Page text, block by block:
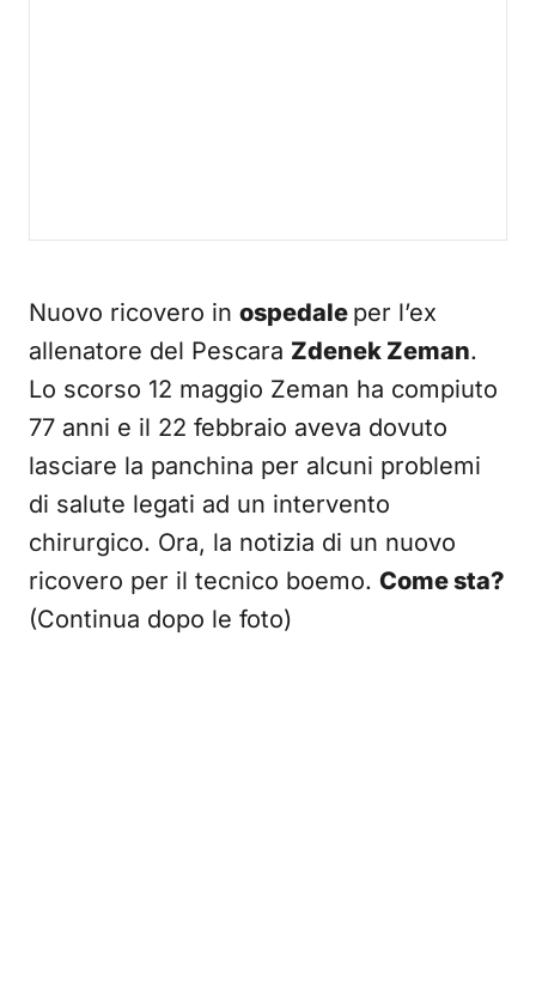
Nuovo ricovero in ospedale per l’ex
allenatore del Pescara Zdenek Zeman.
Lo scorso 12 maggio Zeman ha compiuto
77 anni e il 22 febbraio aveva dovuto
lasciare la panchina per alcuni problemi
di salute legati ad un intervento
chirurgico. Ora, la notizia di un nuovo
ricovero per il tecnico boemo. Come sta?
(Continua dopo le foto)